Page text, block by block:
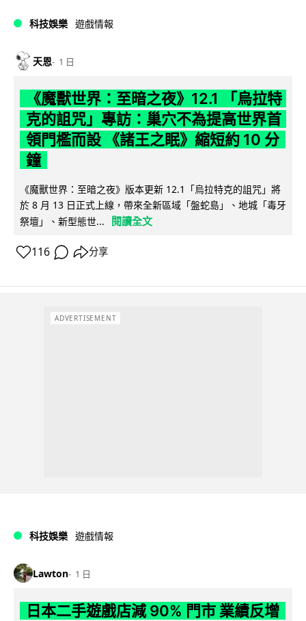
科技娛樂 遊戲情報
天恩 1 日
《魔獸世界：至暗之夜》12.1 「烏拉特
克的詛咒」專訪：巢穴不為提高世界首
領門檻而設 《諸王之眠》縮短約 10 分
鐘
《魔獸世界：至暗之夜》版本更新 12.1「烏拉特克的詛咒」將
於 8 月 13 日正式上線，帶來全新區域「盤蛇島」、地城「毒牙
祭壇」、新型態世...
閱讀全文
116 分享
ADVERTISEMENT
科技娛樂 遊戲情報
Lawton 1 日
日本二手遊戲店減 90% 門市 業績反增